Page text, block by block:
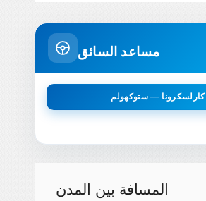
مساعد السائق
كارلسكرونا — ستوكهولم
المسافة بين المدن